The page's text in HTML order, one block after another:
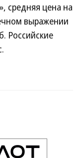
средняя цена на
выражении
Российские